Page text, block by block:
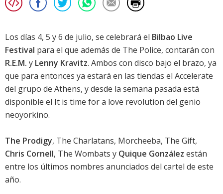
Los días 4, 5 y 6 de julio, se celebrará el Bilbao Live
Festival para el que además de The Police, contarán con
R.E.M. y Lenny Kravitz. Ambos con disco bajo el brazo, ya
que para entonces ya estará en las tiendas el Accelerate
del grupo de Athens, y desde la semana pasada está
disponible el It is time for a love revolution del genio
neoyorkino.
The Prodigy, The Charlatans, Morcheeba, The Gift,
Chris Cornell, The Wombats y Quique González están
entre los últimos nombres anunciados del cartel de este
año.